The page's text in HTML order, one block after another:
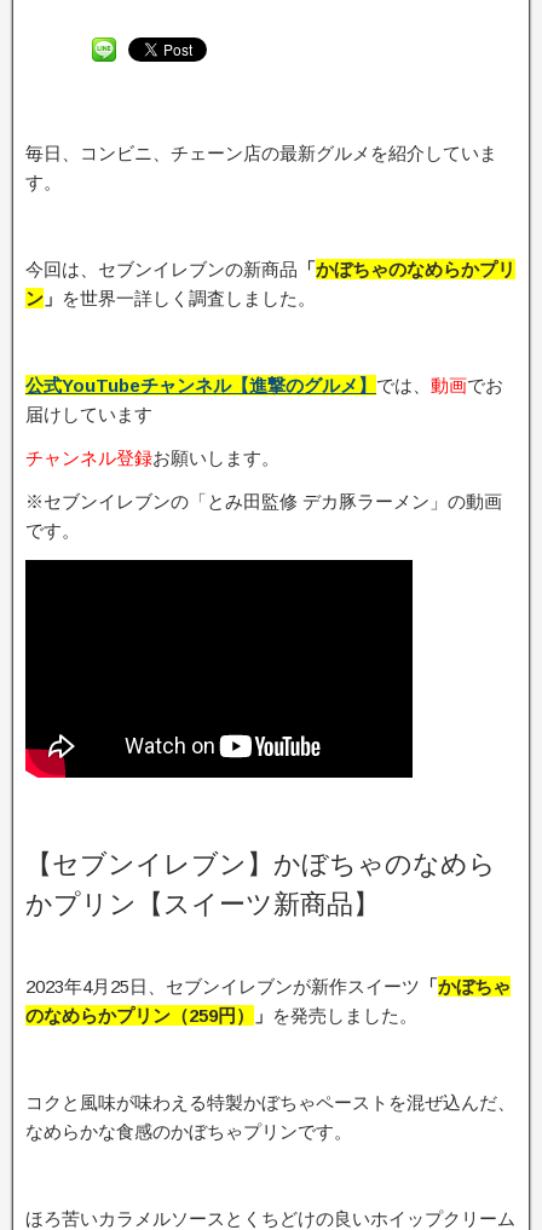
毎日、コンビニ、チェーン店の最新グルメを紹介していま
す。
今回は、セブンイレブンの新商品 「かぼちゃのなめらかプリ
ン 」 を世界一詳しく調査しました。
公式YouTubeチャンネル【進撃のグルメ】 では、 動画でお
届けしています
チャンネル登録お願いします。
※セブンイレブンの「とみ田監修 デカ豚ラーメン」の動画
です。
【セブンイレブン】かぼちゃのなめら
かプリン【スイーツ新商品】
2023年4月25日、セブンイレブンが新作スイーツ 「かぼちゃ
のなめらかプリン（259円）
」 を発売しました。
コクと風味が味わえる特製かぼちゃペーストを混ぜ込んだ、
なめらかな食感のかぼちゃプリンです。
ほろ苦いカラメルソースとくちどけの良いホイップクリーム